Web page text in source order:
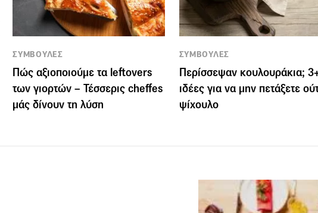
ΣΥΜΒΟΥΛΕΣ
Πώς αξιοποιούμε τα leftovers
των γιορτών – Τέσσερις cheffes
μάς δίνουν τη λύση
ΣΥΜΒΟΥΛΕΣ
Περίσσεψαν κουλουράκια;
ιδέες για να μην πετάξετε
ψίχουλο